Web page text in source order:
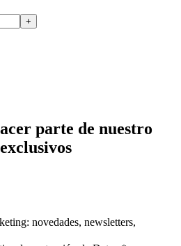
parte de nuestro
novedades, newsletters,